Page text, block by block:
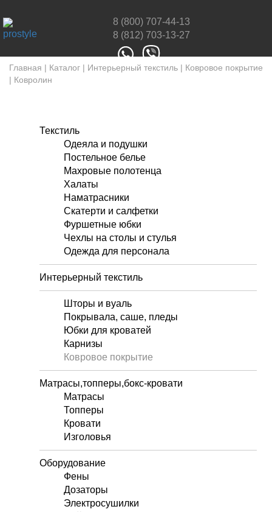
8 (800) 707-44-13
8 (812) 703-13-27
Главная | Каталог | Интерьерный текстиль | Ковровое покрытие
| Ковролин
Текстиль
Одеяла и подушки
Постельное белье
Махровые полотенца
Халаты
Наматрасники
Скатерти и салфетки
Фуршетные юбки
Чехлы на столы и стулья
Одежда для персонала
Интерьерный текстиль
Шторы и вуаль
Покрывала, саше, пледы
Юбки для кроватей
Карнизы
Ковровое покрытие
Матрасы,топперы,бокс-кровати
Матрасы
Топперы
Кровати
Изголовья
Оборудование
Фены
Дозаторы
Электросушилки